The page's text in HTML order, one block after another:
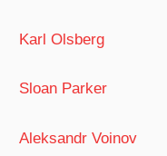
Karl Olsberg
Sloan Parker
Aleksandr Voinov